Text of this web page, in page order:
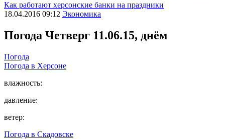
Как работают херсонские банки на праздники
18.04.2016 09:12 Экономика
Погода Четверг 11.06.15, днём
Погода
Погода в Херсоне
влажность:
давление:
ветер:
Погода в Скадовске